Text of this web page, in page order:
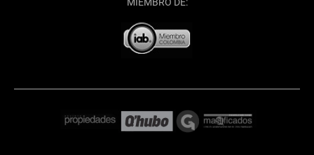
MIEMBRO DE: